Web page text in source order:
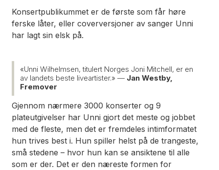
Konsertpublikummet er de første som får høre
ferske låter, eller coverversjoner av sanger Unni
har lagt sin elsk på.
«Unni Wilhelmsen, titulert Norges Joni Mitchell, er en
av landets beste liveartister.» — Jan Westby,
Fremover
Gjennom nærmere 3000 konserter og 9
plateutgivelser har Unni gjort det meste og jobbet
med de fleste, men det er fremdeles intimformatet
hun trives best i. Hun spiller helst på de trangeste,
små stedene – hvor hun kan se ansiktene til alle
som er der. Det er den næreste formen for